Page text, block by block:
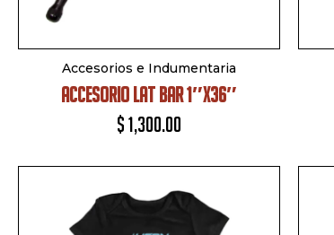
Accesorios e Indumentaria
ACCESORIO LAT BAR 1″X36″
$1,300.00